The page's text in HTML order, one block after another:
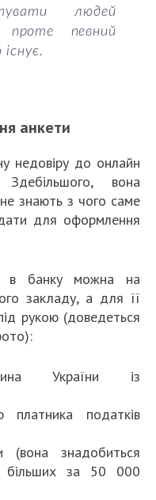
людей
певний
анкети
недовіру до онлайн
вона
знають з чого саме
для оформлення
в банку можна на
закладу, а для її
рукою (доведеться
України із
платника податків
знадобиться
більших за 50 000